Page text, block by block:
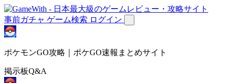
事前ガチャ ゲーム検索 ログイン
ポケモンGO攻略｜ポケGO速報まとめサイト
掲示板Q&A